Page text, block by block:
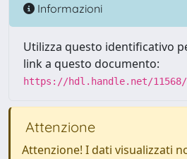
Informazioni
Utilizza questo identificativo
link a questo documento:
https://hdl.handle.net/11568/
Attenzione
Attenzione! I dati visualizzati